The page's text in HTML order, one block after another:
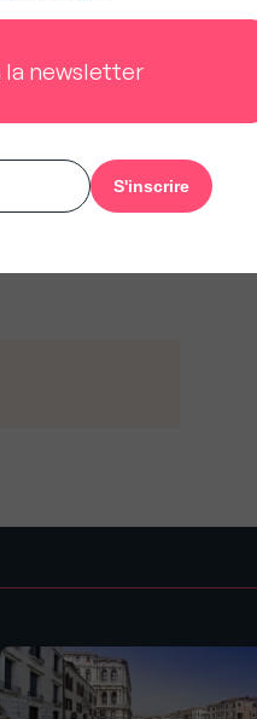
cinéma, une
du lieu il y a
entre Saint
compris entre 26
si elle était
car la vente
sites
la newsletter